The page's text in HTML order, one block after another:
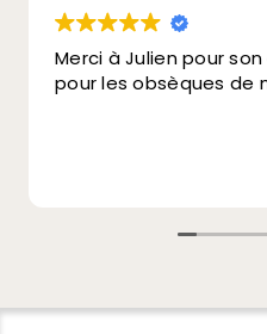
Merci à Julien pour
pour les obsèques de